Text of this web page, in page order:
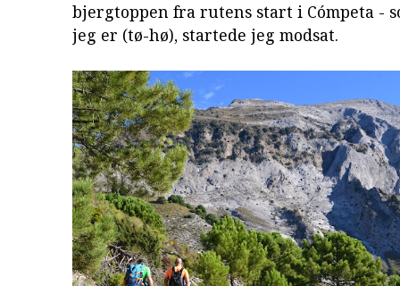
bjergtoppen fra rutens start i Cómpeta -
jeg er (tø-hø), startede jeg modsat.